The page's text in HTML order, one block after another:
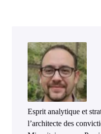
Esprit analytique et
l’architecte des